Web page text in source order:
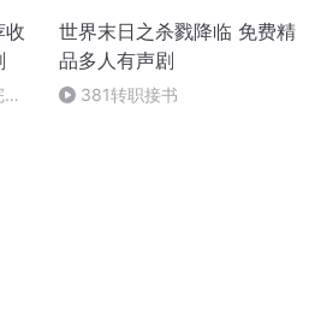
收
世界末日之杀戮降临 免费精
品多人有声剧
381转职接书